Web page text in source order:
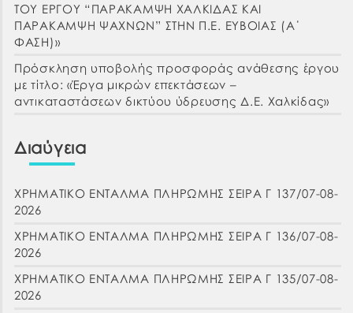
ΤΟΥ ΕΡΓΟΥ “ΠΑΡΑΚΑΜΨΗ ΧΑΛΚΙΔΑΣ ΚΑΙ
ΠΑΡΑΚΑΜΨΗ ΨΑΧΝΩΝ” ΣΤΗΝ Π.Ε. ΕΥΒΟΙΑΣ (Α΄
ΦΑΣΗ)»
Πρόσκληση υποβολής προσφοράς ανάθεσης έργου
με τίτλο: «Έργα μικρών επεκτάσεων –
αντικαταστάσεων δικτύου ύδρευσης Δ.Ε. Χαλκίδας»
Διαύγεια
ΧΡΗΜΑΤΙΚΟ ΕΝΤΑΛΜΑ ΠΛΗΡΩΜΗΣ ΣΕΙΡΑ Γ 137/07-08-
2026
ΧΡΗΜΑΤΙΚΟ ΕΝΤΑΛΜΑ ΠΛΗΡΩΜΗΣ ΣΕΙΡΑ Γ 136/07-08-
2026
ΧΡΗΜΑΤΙΚΟ ΕΝΤΑΛΜΑ ΠΛΗΡΩΜΗΣ ΣΕΙΡΑ Γ 135/07-08-
2026